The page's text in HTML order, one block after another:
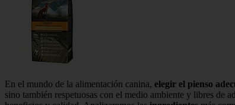
En el mundo de la alimentación canina, elegir el pienso
sino también respetuosas con el medio ambiente y libres de